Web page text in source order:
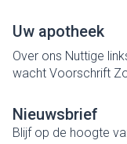
Uw apotheek
Over ons Nuttige
wacht Voorschrift
Nieuwsbrief
Blijf op de hoogte